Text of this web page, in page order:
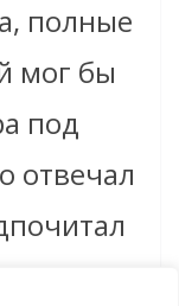
полные
мог бы
под
отвечал